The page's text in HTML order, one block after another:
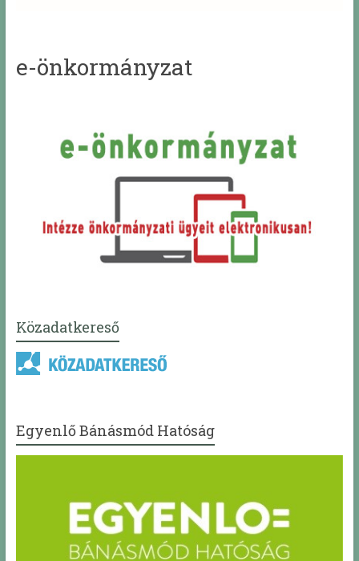
e-önkormányzat
Közadatkereső
Egyenlő Bánásmód Hatóság